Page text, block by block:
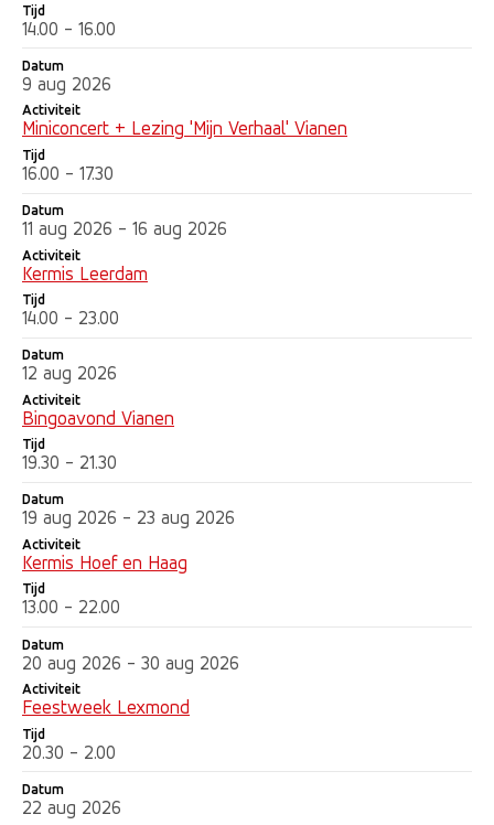
Tijd
14.00 - 16.00
Datum
9 aug 2026
Activiteit
Miniconcert + Lezing 'Mijn Verhaal' Vianen
Tijd
16.00 - 17.30
Datum
11 aug 2026 - 16 aug 2026
Activiteit
Kermis Leerdam
Tijd
14.00 - 23.00
Datum
12 aug 2026
Activiteit
Bingoavond Vianen
Tijd
19.30 - 21.30
Datum
19 aug 2026 - 23 aug 2026
Activiteit
Kermis Hoef en Haag
Tijd
13.00 - 22.00
Datum
20 aug 2026 - 30 aug 2026
Activiteit
Feestweek Lexmond
Tijd
20.30 - 2.00
Datum
22 aug 2026